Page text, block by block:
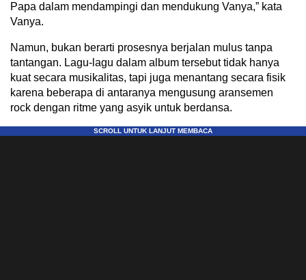
Papa dalam mendampingi dan mendukung Vanya,” kata
Vanya.
Namun, bukan berarti prosesnya berjalan mulus tanpa
tantangan. Lagu-lagu dalam album tersebut tidak hanya
kuat secara musikalitas, tapi juga menantang secara fisik
karena beberapa di antaranya mengusung aransemen
rock dengan ritme yang asyik untuk berdansa.